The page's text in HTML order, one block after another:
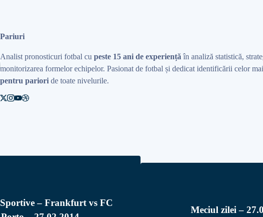
Pariuri
Analist pronosticuri fotbal cu peste 15 ani de experiență în analiză statistică,
monitorizarea formelor echipelor. Pasionat de fotbal și dedicat identificării celor
pentru pariori de toate nivelurile.
– Frankfurt vs FC
Meciul zilei –